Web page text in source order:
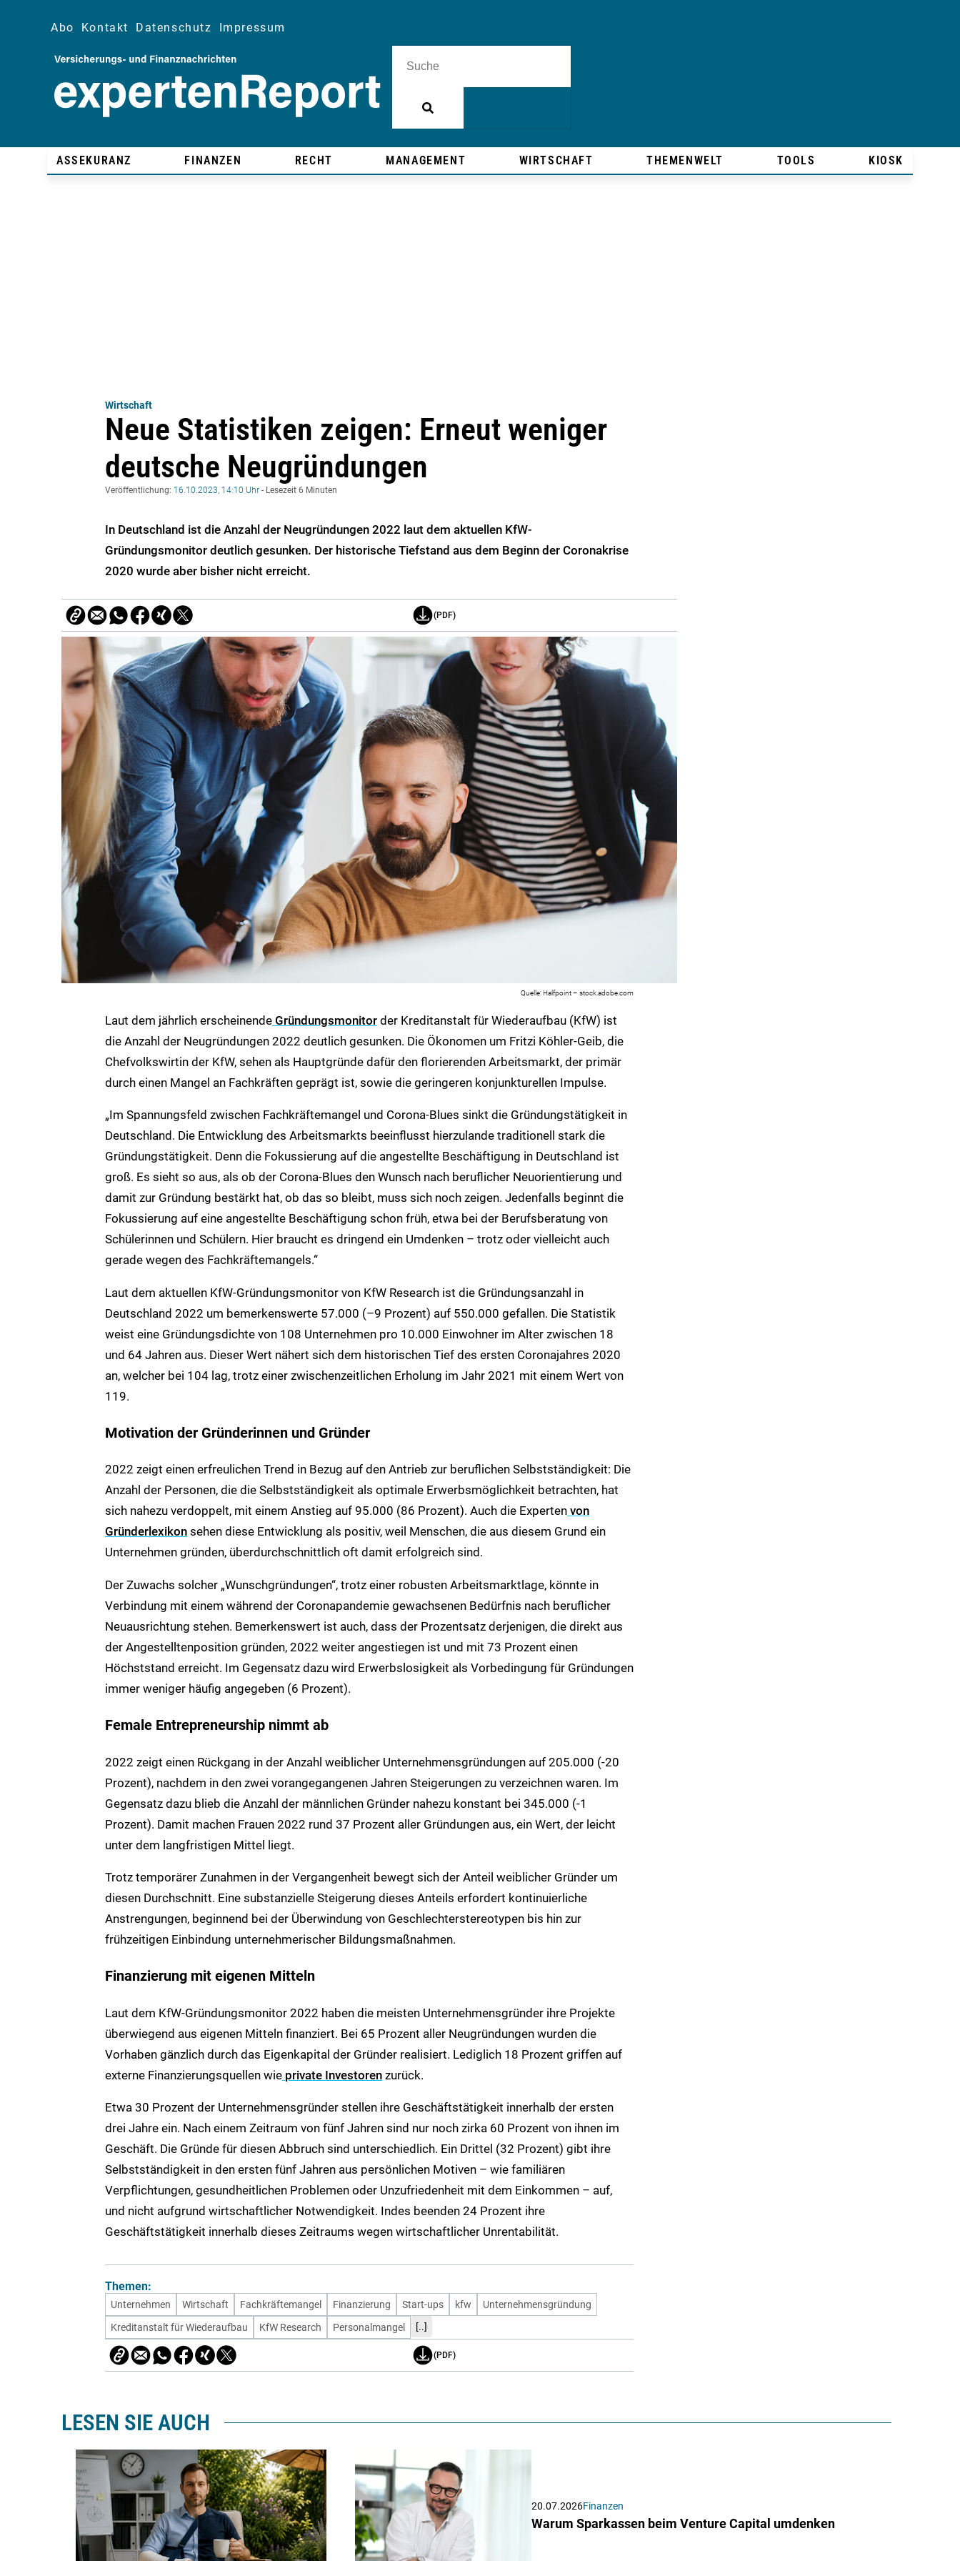
Abo Kontakt Datenschutz Impressum
ASSEKURANZ FINANZEN RECHT MANAGEMENT WIRTSCHAFT THEMENWELT TOOLS KIOSK
Wirtschaft
Neue Statistiken zeigen: Erneut weniger
deutsche Neugründungen
Veröffentlichung: 16.10.2023, 14:10 Uhr - Lesezeit 6 Minuten
In Deutschland ist die Anzahl der Neugründungen 2022 laut dem aktuellen KfW-
Gründungsmonitor deutlich gesunken. Der historische Tiefstand aus dem Beginn der Coronakrise
2020 wurde aber bisher nicht erreicht.
(PDF)
Halfpoint – stock.adobe.com
Laut dem jährlich erscheinende Gründungsmonitor der Kreditanstalt für Wiederaufbau (KfW) ist
die Anzahl der Neugründungen 2022 deutlich gesunken. Die Ökonomen um Fritzi Köhler-Geib, die
Chefvolkswirtin der KfW, sehen als Hauptgründe dafür den florierenden Arbeitsmarkt, der primär
durch einen Mangel an Fachkräften geprägt ist, sowie die geringeren konjunkturellen Impulse.
„Im Spannungsfeld zwischen Fachkräftemangel und Corona-Blues sinkt die Gründungstätigkeit in
Deutschland. Die Entwicklung des Arbeitsmarkts beeinflusst hierzulande traditionell stark die
Gründungstätigkeit. Denn die Fokussierung auf die angestellte Beschäftigung in Deutschland ist
groß. Es sieht so aus, als ob der Corona-Blues den Wunsch nach beruflicher Neuorientierung und
damit zur Gründung bestärkt hat, ob das so bleibt, muss sich noch zeigen. Jedenfalls beginnt die
Fokussierung auf eine angestellte Beschäftigung schon früh, etwa bei der Berufsberatung von
Schülerinnen und Schülern. Hier braucht es dringend ein Umdenken – trotz oder vielleicht auch
gerade wegen des Fachkräftemangels.“
Laut dem aktuellen KfW-Gründungsmonitor von KfW Research ist die Gründungsanzahl in
Deutschland 2022 um bemerkenswerte 57.000 (–9 Prozent) auf 550.000 gefallen. Die Statistik
weist eine Gründungsdichte von 108 Unternehmen pro 10.000 Einwohner im Alter zwischen 18
und 64 Jahren aus. Dieser Wert nähert sich dem historischen Tief des ersten Coronajahres 2020
an, welcher bei 104 lag, trotz einer zwischenzeitlichen Erholung im Jahr 2021 mit einem Wert von
119.
Motivation der Gründerinnen und Gründer
2022 zeigt einen erfreulichen Trend in Bezug auf den Antrieb zur beruflichen Selbstständigkeit: Die
Anzahl der Personen, die die Selbstständigkeit als optimale Erwerbsmöglichkeit betrachten, hat
sich nahezu verdoppelt, mit einem Anstieg auf 95.000 (86 Prozent). Auch die Experten von
Gründerlexikon sehen diese Entwicklung als positiv, weil Menschen, die aus diesem Grund ein
Unternehmen gründen, überdurchschnittlich oft damit erfolgreich sind.
Der Zuwachs solcher „Wunschgründungen“, trotz einer robusten Arbeitsmarktlage, könnte in
Verbindung mit einem während der Coronapandemie gewachsenen Bedürfnis nach beruflicher
Neuausrichtung stehen. Bemerkenswert ist auch, dass der Prozentsatz derjenigen, die direkt aus
der Angestelltenposition gründen, 2022 weiter angestiegen ist und mit 73 Prozent einen
Höchststand erreicht. Im Gegensatz dazu wird Erwerbslosigkeit als Vorbedingung für Gründungen
immer weniger häufig angegeben (6 Prozent).
Female Entrepreneurship nimmt ab
2022 zeigt einen Rückgang in der Anzahl weiblicher Unternehmensgründungen auf 205.000 (-20
Prozent), nachdem in den zwei vorangegangenen Jahren Steigerungen zu verzeichnen waren. Im
Gegensatz dazu blieb die Anzahl der männlichen Gründer nahezu konstant bei 345.000 (-1
Prozent). Damit machen Frauen 2022 rund 37 Prozent aller Gründungen aus, ein Wert, der leicht
unter dem langfristigen Mittel liegt.
Trotz temporärer Zunahmen in der Vergangenheit bewegt sich der Anteil weiblicher Gründer um
diesen Durchschnitt. Eine substanzielle Steigerung dieses Anteils erfordert kontinuierliche
Anstrengungen, beginnend bei der Überwindung von Geschlechterstereotypen bis hin zur
frühzeitigen Einbindung unternehmerischer Bildungsmaßnahmen.
Finanzierung mit eigenen Mitteln
Laut dem KfW-Gründungsmonitor 2022 haben die meisten Unternehmensgründer ihre Projekte
überwiegend aus eigenen Mitteln finanziert. Bei 65 Prozent aller Neugründungen wurden die
Vorhaben gänzlich durch das Eigenkapital der Gründer realisiert. Lediglich 18 Prozent griffen auf
externe Finanzierungsquellen wie private Investoren zurück.
Etwa 30 Prozent der Unternehmensgründer stellen ihre Geschäftstätigkeit innerhalb der ersten
drei Jahre ein. Nach einem Zeitraum von fünf Jahren sind nur noch zirka 60 Prozent von ihnen im
Geschäft. Die Gründe für diesen Abbruch sind unterschiedlich. Ein Drittel (32 Prozent) gibt ihre
Selbstständigkeit in den ersten fünf Jahren aus persönlichen Motiven – wie familiären
Verpflichtungen, gesundheitlichen Problemen oder Unzufriedenheit mit dem Einkommen – auf,
und nicht aufgrund wirtschaftlicher Notwendigkeit. Indes beenden 24 Prozent ihre
Geschäftstätigkeit innerhalb dieses Zeitraums wegen wirtschaftlicher Unrentabilität.
Themen:
Unternehmen Wirtschaft Fachkräftemangel Finanzierung Start-ups kfw
Unternehmensgründung
Kreditanstalt für Wiederaufbau
KfW Research Personalmangel [..]
(PDF)
LESEN SIE AUCH
20.07.2026Finanzen
Warum Sparkassen beim Venture Capital umdenken